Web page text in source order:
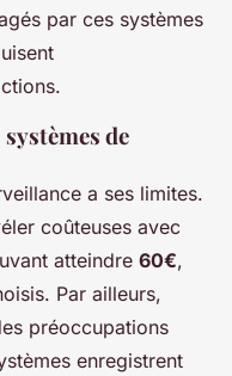
par ces systèmes
de
a ses limites.
coûteuses avec
atteindre 60€,
Par ailleurs,
préoccupations
enregistrent